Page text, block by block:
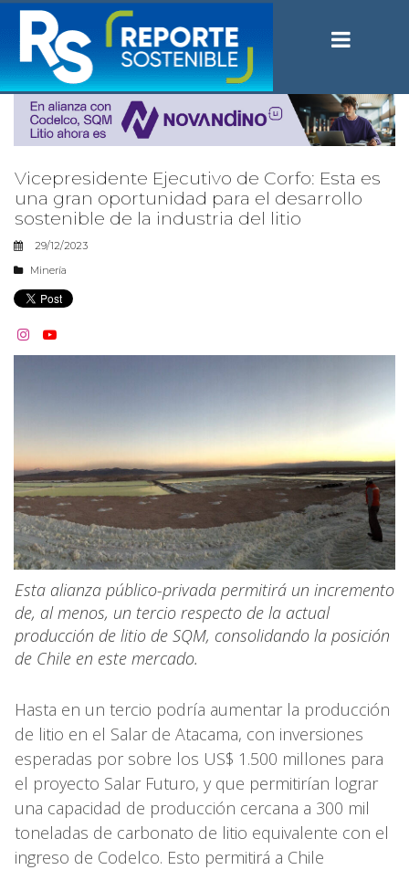
Vicepresidente Ejecutivo de Corfo: Esta es
una gran oportunidad para el desarrollo
sostenible de la industria del litio
29/12/2023
Minería
 
Esta alianza público-privada permitirá un incremento
de, al menos, un tercio respecto de la actual
producción de litio de SQM, consolidando la posición
de Chile en este mercado.
Hasta en un tercio podría aumentar la producción
de litio en el Salar de Atacama, con inversiones
esperadas por sobre los US$ 1.500 millones para
el proyecto Salar Futuro, y que permitirían lograr
una capacidad de producción cercana a 300 mil
toneladas de carbonato de litio equivalente con el
ingreso de Codelco. Esto permitirá a Chile